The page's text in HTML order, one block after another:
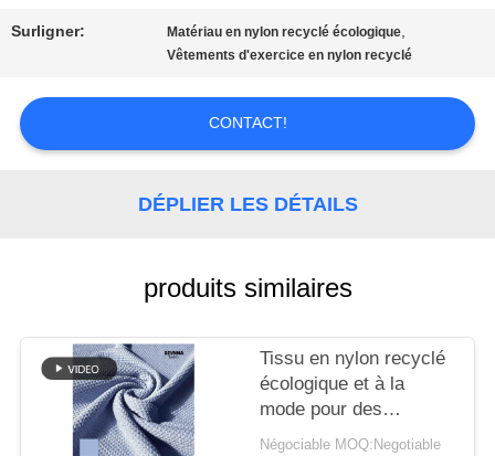
DE
CONTACTEZ-
NOUVELLES
CAS
PLAN
Surligner: Matériau en nylon recyclé écologique,
Vêtements d'exercice en nylon recyclé
CONTACT!
DÉPLIER LES DÉTAILS
produits similaires
Tissu en nylon recyclé
écologique et à la
mode pour des
vêtements durables
Négociable MOQ:Negotiable